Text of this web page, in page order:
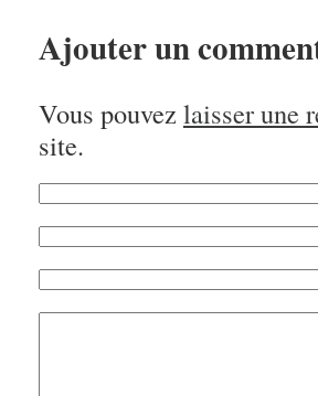
Ajouter un
Vous pouvez laisser une
site.